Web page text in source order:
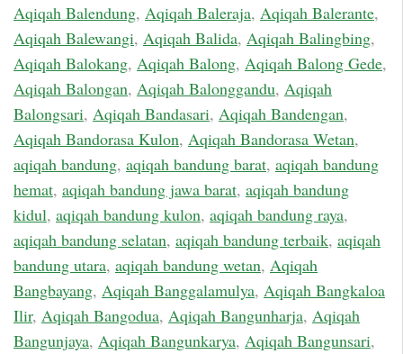
Aqiqah Balendung, Aqiqah Baleraja, Aqiqah Balerante,
Aqiqah Balewangi, Aqiqah Balida, Aqiqah Balingbing,
Aqiqah Balokang, Aqiqah Balong, Aqiqah Balong Gede,
Aqiqah Balongan, Aqiqah Balonggandu, Aqiqah
Balongsari, Aqiqah Bandasari, Aqiqah Bandengan,
Aqiqah Bandorasa Kulon, Aqiqah Bandorasa Wetan,
aqiqah bandung, aqiqah bandung barat, aqiqah bandung
hemat, aqiqah bandung jawa barat, aqiqah bandung
kidul, aqiqah bandung kulon, aqiqah bandung raya,
aqiqah bandung selatan, aqiqah bandung terbaik, aqiqah
bandung utara, aqiqah bandung wetan, Aqiqah
Bangbayang, Aqiqah Banggalamulya, Aqiqah Bangkaloa
Ilir, Aqiqah Bangodua, Aqiqah Bangunharja, Aqiqah
Bangunjaya, Aqiqah Bangunkarya, Aqiqah Bangunsari,